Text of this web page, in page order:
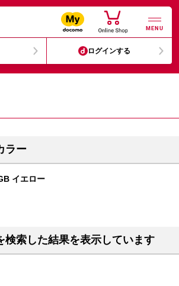
MENU
ログインする
ラー
イエロー
検索した結果を表示しています